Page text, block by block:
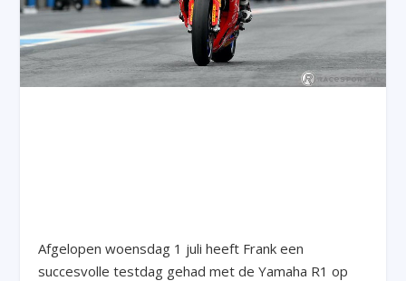
Afgelopen woensdag 1 juli heeft Frank een
succesvolle testdag gehad met de Yamaha R1 op